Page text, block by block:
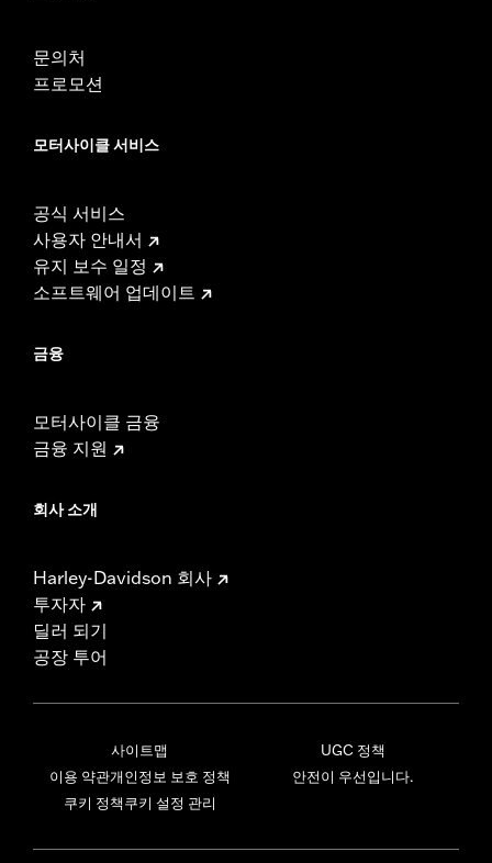
문의처
프로모션
모터사이클 서비스
공식 서비스
사용자 안내서
유지 보수 일정
소프트웨어 업데이트
금융
모터사이클 금융
금융 지원
회사 소개
Harley-Davidson 회사
투자자
딜러 되기
공장 투어
사이트맵
이용 약관개인정보 보호 정책
쿠키 정책쿠키 설정 관리
UGC 정책
안전이 우선입니다.